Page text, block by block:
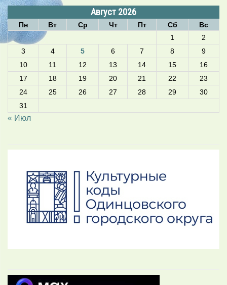
Август 2026
Пн Вт Ср Чт Пт Сб
Вс
1
2
3
4 5 6 7 8
9
10
11 12 13 14 15
16
17
18 19 20 21 22
23
24
25 26 27 28 29
30
31
« Июл